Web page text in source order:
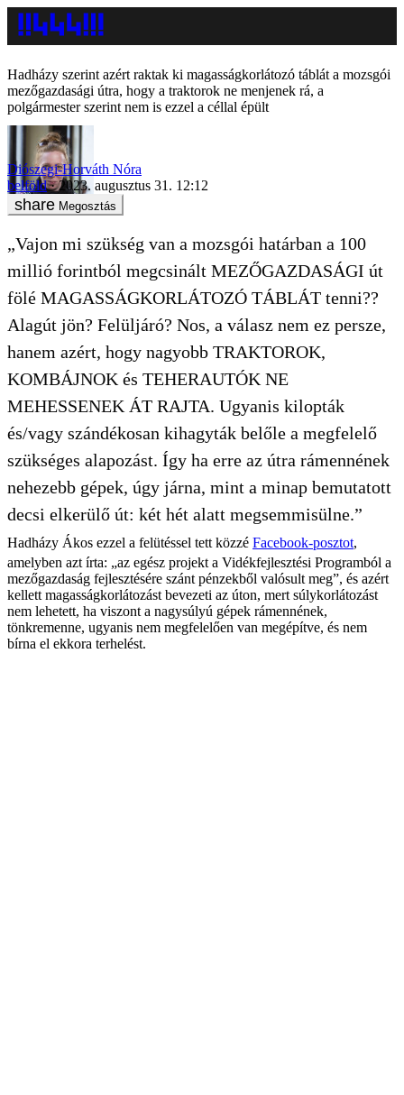
Hadházy szerint azért raktak ki magasságkorlátozó táblát a mozsgói
mezőgazdasági útra, hogy a traktorok ne menjenek rá, a
polgármester szerint nem is ezzel a céllal épült
Diószegi-Horváth Nóra
belföld
2023. augusztus 31. 12:12
Megosztás
„Vajon mi szükség van a mozsgói határban a 100
millió forintból megcsinált MEZŐGAZDASÁGI út
fölé MAGASSÁGKORLÁTOZÓ TÁBLÁT tenni??
Alagút jön? Felüljáró? Nos, a válasz nem ez persze,
hanem azért, hogy nagyobb TRAKTOROK,
KOMBÁJNOK és TEHERAUTÓK NE
MEHESSENEK ÁT RAJTA. Ugyanis kilopták
és/vagy szándékosan kihagyták belőle a megfelelő
szükséges alapozást. Így ha erre az útra rámennének
nehezebb gépek, úgy járna, mint a minap bemutatott
decsi elkerülő út: két hét alatt megsemmisülne.”
Hadházy Ákos ezzel a felütéssel tett közzé Facebook-posztot,
amelyben azt írta: „az egész projekt a Vidékfejlesztési Programból a
mezőgazdaság fejlesztésére szánt pénzekből valósult meg”, és azért
kellett magasságkorlátozást bevezeti az úton, mert súlykorlátozást
nem lehetett, ha viszont a nagysúlyú gépek rámennének,
tönkremenne, ugyanis nem megfelelően van megépítve, és nem
bírna el ekkora terhelést.